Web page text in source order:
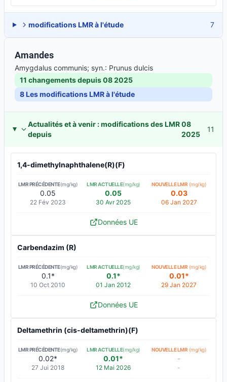
modifications LMR à l'étude 7
Amandes
Amygdalus communis; syn.: Prunus dulcis
11 changements depuis08 2025
8Les modifications LMR à l'étude
Actualités et à venir : modifications des LMR
depuis
08
2025
11
1,4-dimethylnaphthalene(R)(F)
LMR PRÉCÉDENTE(mg/kg)
0.05
22 Fév 2023
LMR ACTUELLE(mg/kg)
0.05
30 Avr 2025
NOUVELLE LMR (mg/kg)
0.03
06 Jan 2027
Données UE
Carbendazim (R)
LMR PRÉCÉDENTE(mg/kg)
0.1*
10 Oct 2010
LMR ACTUELLE(mg/kg)
0.1*
01 Jan 2012
NOUVELLE LMR (mg/kg)
0.01*
29 Jan 2027
Données UE
Deltamethrin (cis-deltamethrin)(F)
LMR PRÉCÉDENTE(mg/kg)
0.02*
27 Jui 2018
LMR ACTUELLE(mg/kg)
0.01*
12 Mai 2026
NOUVELLE LMR (mg/kg)
-
-